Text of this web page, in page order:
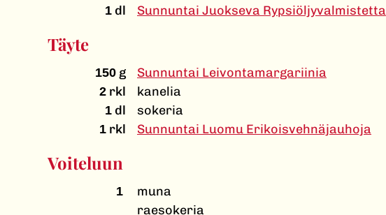
1 dl Sunnuntai Juokseva Rypsiöljyvalmistetta
Täyte
150 g Sunnuntai Leivontamargariinia
2 rkl kanelia
1 dl sokeria
1 rkl Sunnuntai Luomu Erikoisvehnäjauhoja
Voiteluun
1
muna
raesokeria